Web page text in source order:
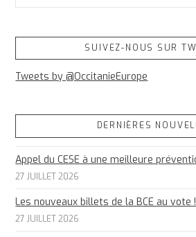
SUIVEZ-NOUS SUR
Tweets by @OccitanieEurope
DERNIÈRES
Appel du CESE à une meilleure
27 JUILLET 2026
Les nouveaux billets de la BCE au vote !
27 JUILLET 2026